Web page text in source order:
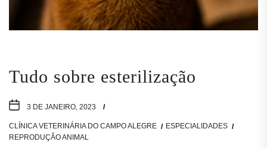
Tudo sobre esterilização
3 DE JANEIRO, 2023
CLÍNICA VETERINÁRIA DO CAMPO ALEGRE
ESPECIALIDADES
REPRODUÇÃO ANIMAL